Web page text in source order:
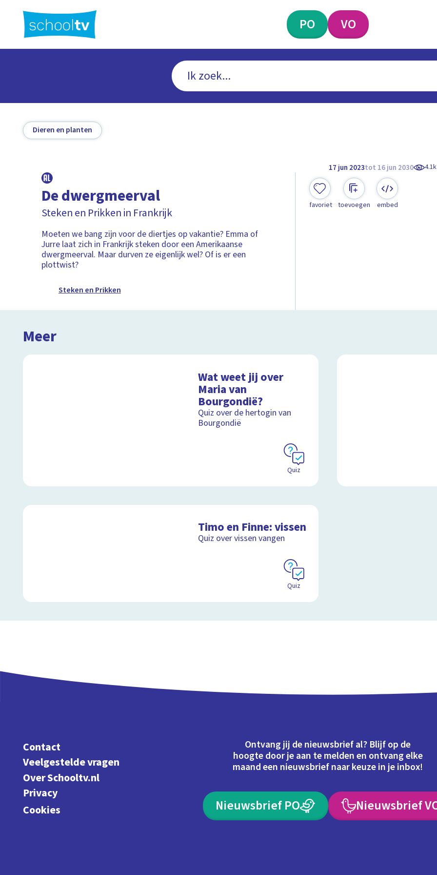
hoofdinhoud
PO VO
Dieren en planten
17 jun 2023tot 16 jun 2030 4.1k
De dwergmeerval
Steken en Prikken in Frankrijk
Moeten we bang zijn voor de diertjes op vakantie? Emma of
Jurre laat zich in Frankrijk steken door een Amerikaanse
dwergmeerval. Maar durven ze eigenlijk wel? Of is er een
plottwist?
Steken en Prikken
favoriet toevoegen embed
Meer
Wat weet jij over
Maria van
Bourgondië?
Quiz over de hertogin van
Bourgondië
Quiz
Timo en Finne: vissen
Quiz over vissen vangen
Quiz
Contact
Veelgestelde vragen
Over Schooltv.nl
Privacy
Cookies
Ontvang jij de nieuwsbrief al? Blijf op de
hoogte door je aan te melden en ontvang elke
maand een nieuwsbrief naar keuze in je inbox!
Nieuwsbrief PO Nieuwsbrief